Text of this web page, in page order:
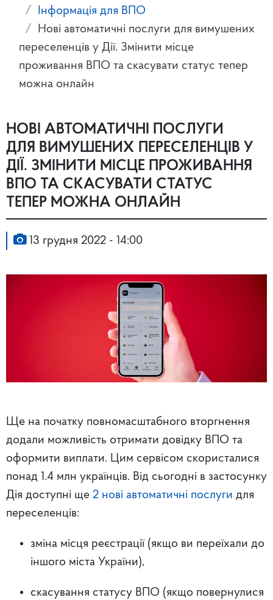
Інформація для ВПО
Нові автоматичні послуги для вимушених
переселенців у Дії. Змінити місце
проживання ВПО та скасувати статус тепер
можна онлайн
НОВІ АВТОМАТИЧНІ ПОСЛУГИ
ДЛЯ ВИМУШЕНИХ ПЕРЕСЕЛЕНЦІВ У
ДІЇ. ЗМІНИТИ МІСЦЕ ПРОЖИВАННЯ
ВПО ТА СКАСУВАТИ СТАТУС
ТЕПЕР МОЖНА ОНЛАЙН
13 грудня 2022 - 14:00
Ще на початку повномасштабного вторгнення
додали можливість отримати довідку ВПО та
оформити виплати. Цим сервісом скористалися
понад 1.4 млн українців. Від сьогодні в застосунку
Дія доступні ще 2 нові автоматичні послуги для
переселенців:
зміна місця реєстрації (якщо ви переїхали до
іншого міста України),
скасування статусу ВПО (якщо повернулися